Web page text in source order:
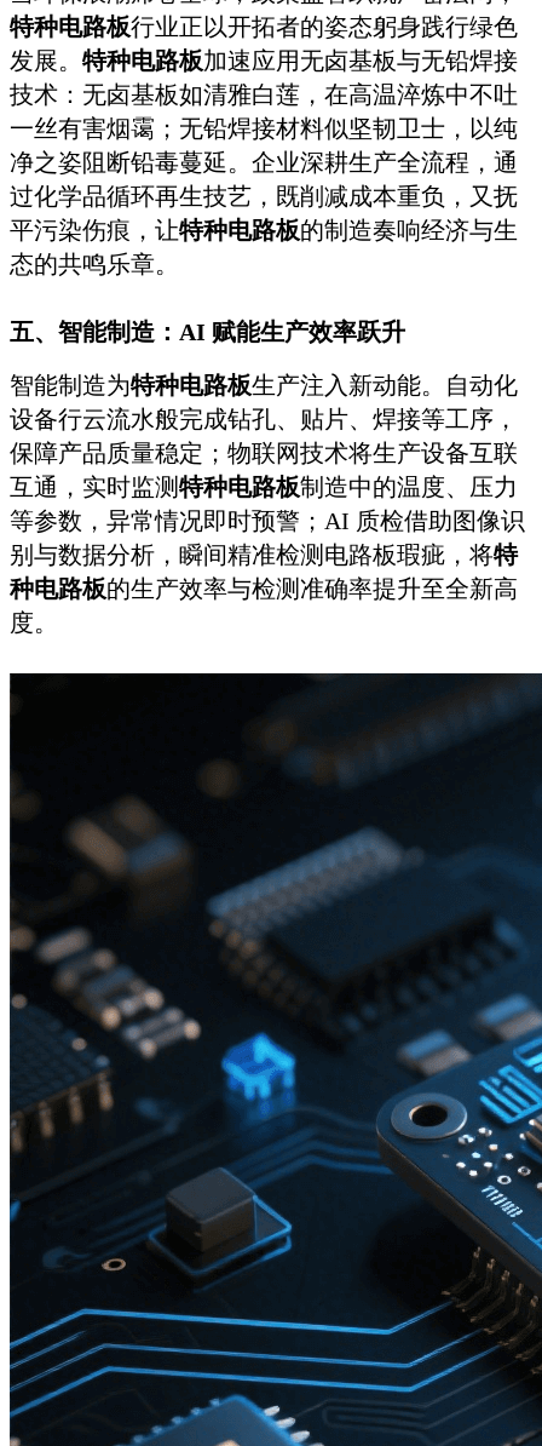
特种电路板行业正以开拓者的姿态躬身践行绿色
发展。 特种电路板加速应用无卤基板与无铅焊接
技术：无卤基板如清雅白莲，在高温淬炼中不吐
一丝有害烟霭；无铅焊接材料似坚韧卫士，以纯
净之姿阻断铅毒蔓延。企业深耕生产全流程，通
过化学品循环再生技艺，既削减成本重负，又抚
平污染伤痕，让特种电路板的制造奏响经济与生
态的共鸣乐章。
五、智能制造：AI 赋能生产效率跃升
智能制造为特种电路板生产注入新动能。自动化
设备行云流水般完成钻孔、贴片、焊接等工序，
保障产品质量稳定；物联网技术将生产设备互联
互通，实时监测特种电路板制造中的温度、压力
等参数，异常情况即时预警；AI 质检借助图像识
别与数据分析，瞬间精准检测电路板瑕疵，将特
种电路板的生产效率与检测准确率提升至全新高
度。